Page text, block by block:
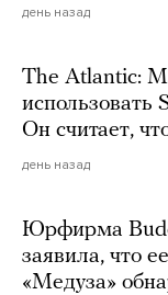
день назад
The Atlantic:
использовать
Он считает,
день назад
Юрфирма
заявила, что
«Медуза»